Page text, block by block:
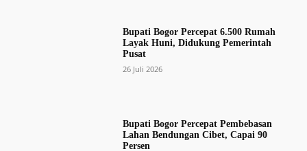
Bupati Bogor Percepat 6.500 Rumah
Layak Huni, Didukung Pemerintah
Pusat
26 Juli 2026
Bupati Bogor Percepat Pembebasan
Lahan Bendungan Cibet, Capai 90
Persen